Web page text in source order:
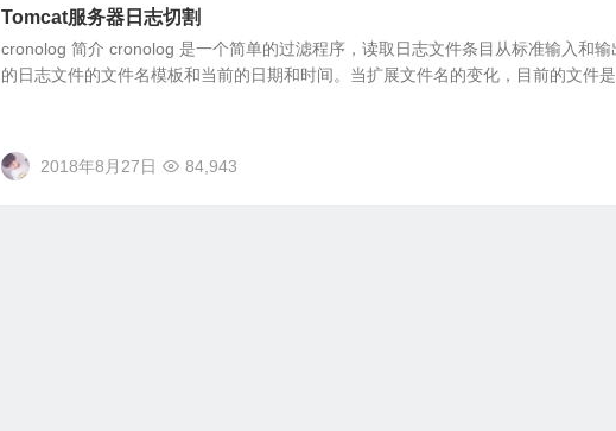
Tomcat服务器日志切割
cronolog 简介 cronolog 是一个简单的过滤程序，读取日志文件条目从标准输入和
的日志文件的文件名模板和当前的日期和时间。当扩展文件名的变化，目前的文件是
2018年8月27日 84,943